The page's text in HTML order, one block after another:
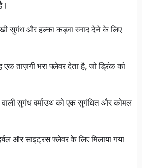
सुगंध और हल्का कड़वा स्वाद देने के लिए
एक ताज़गी भरा फ्लेवर देता है, जो ड्रिंक को
सुगंध वर्माउथ को एक सुगंधित और कोमल
और साइट्रस फ्लेवर के लिए मिलाया गया